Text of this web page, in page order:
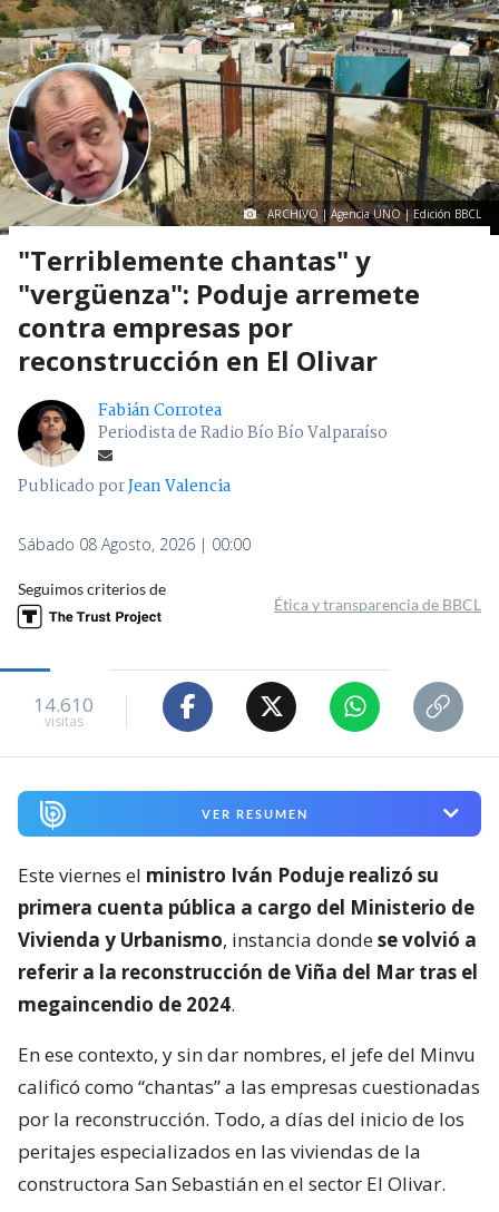
ARCHIVO | Agencia UNO | Edición BBCL
"Terriblemente chantas" y
"vergüenza": Poduje arremete
contra empresas por
reconstrucción en El Olivar
Fabián Corrotea
Periodista de Radio Bío Bío Valparaíso
Publicado porJean Valencia
Sábado 08 Agosto, 2026 | 00:00
Seguimos criterios de
Ética y transparencia de BBCL
14.610
visitas
VER RESUMEN
Este viernes el ministro Iván Poduje realizó su
primera cuenta pública a cargo del Ministerio de
Vivienda y Urbanismo, instancia dondese volvió a
referir a la reconstrucción de Viña del Mar tras el
megaincendio de 2024.
En ese contexto, y sin dar nombres, el jefe del Minvu
calificó como “chantas” a las empresas cuestionadas
por la reconstrucción. Todo, a días del inicio de los
peritajes especializados en las viviendas de la
constructora San Sebastián en el sector El Olivar.